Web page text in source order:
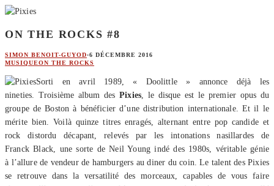
ON THE ROCKS #8
SIMON BENOIT-GUYOD·6 DÉCEMBRE 2016
MUSIQUEON THE ROCKS
Sorti en avril 1989, « Doolittle » annonce déjà les
nineties. Troisième album desPixies, le disque est le premier opus du
groupe de Boston à bénéficier d’une distribution internationale. Et il le
mérite bien. Voilà quinze titres enragés, alternant entre pop candide et
rock distordu décapant, relevés par les intonations nasillardes de
Franck Black, une sorte de Neil Young indé des 1980s, véritable génie
à l’allure de vendeur de hamburgers au diner du coin. Le talent des Pixies
se retrouve dans la versatilité des morceaux, capables de vous faire